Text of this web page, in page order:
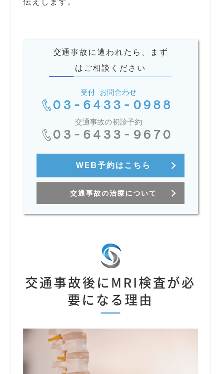
交通事故に遭われたら、まず
はご相談ください
受付 お問合わせ
03-6433-0988
交通事故の初診予約
03-6433-9670
WEB予約はこちら
交通事故の治療について
交通事故後にMRI検査が必
要になる理由